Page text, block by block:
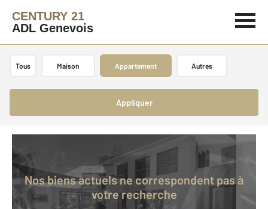
CENTURY 21
ADL Genevois
Tous Maison Appartement Autres
Appliquer
Nos biens actuels ne correspondent pas à
votre recherche